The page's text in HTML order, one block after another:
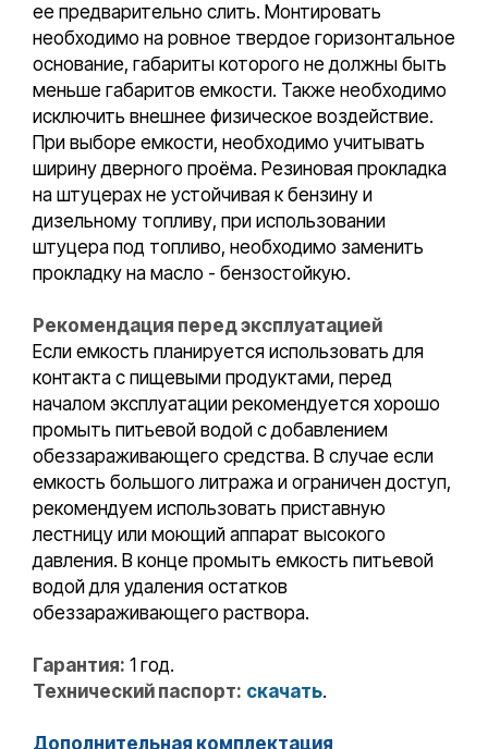
ее предварительно слить. Монтировать
необходимо на ровное твердое горизонтальное
основание, габариты которого не должны быть
меньше габаритов емкости. Также необходимо
исключить внешнее физическое воздействие.
При выборе емкости, необходимо учитывать
ширину дверного проёма. Резиновая прокладка
на штуцерах не устойчивая к бензину и
дизельному топливу, при использовании
штуцера под топливо, необходимо заменить
прокладку на масло - бензостойкую.
Рекомендация перед эксплуатацией
Если емкость планируется использовать для
контакта с пищевыми продуктами, перед
началом эксплуатации рекомендуется хорошо
промыть питьевой водой с добавлением
обеззараживающего средства. В случае если
емкость большого литража и ограничен доступ,
рекомендуем использовать приставную
лестницу или моющий аппарат высокого
давления. В конце промыть емкость питьевой
водой для удаления остатков
обеззараживающего раствора.
Гарантия: 1 год.
Технический паспорт: скачать.
Дополнительная комплектация